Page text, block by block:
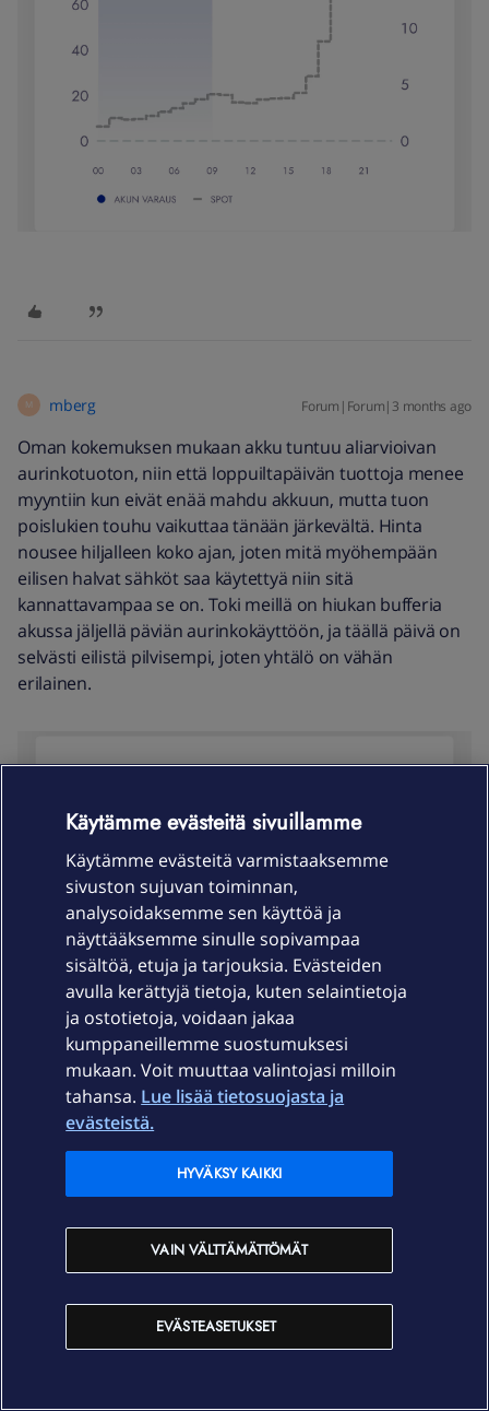
M mberg Forum|Forum|3 months ago
Oman kokemuksen mukaan akku tuntuu aliarvioivan
aurinkotuoton, niin että loppuiltapäivän tuottoja menee
myyntiin kun eivät enää mahdu akkuun, mutta tuon
poislukien touhu vaikuttaa tänään järkevältä. Hinta
nousee hiljalleen koko ajan, joten mitä myöhempään
eilisen halvat sähköt saa käytettyä niin sitä
kannattavampaa se on. Toki meillä on hiukan bufferia
akussa jäljellä päviän aurinkokäyttöön, ja täällä päivä on
selvästi eilistä pilvisempi, joten yhtälö on vähän
erilainen.
Käytämme evästeitä sivuillamme
Käytämme evästeitä varmistaaksemme
sivuston sujuvan toiminnan,
analysoidaksemme sen käyttöä ja
näyttääksemme sinulle sopivampaa
sisältöä, etuja ja tarjouksia. Evästeiden
avulla kerättyjä tietoja, kuten selaintietoja
ja ostotietoja, voidaan jakaa
kumppaneillemme suostumuksesi
mukaan. Voit muuttaa valintojasi milloin
tahansa. Lue lisää tietosuojasta ja
evästeistä.
EVÄSTEASETUKSET
VAIN VÄLTTÄMÄTTÖMÄT
HYVÄKSY KAIKKI